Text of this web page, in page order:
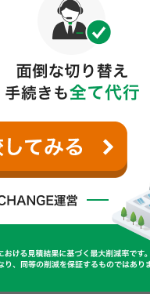
ルギー庁が公表して
電力のうち、
空調が